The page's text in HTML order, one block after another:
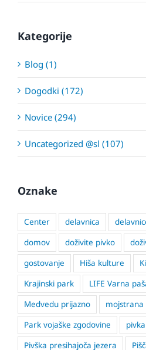
Kategorije
Blog (1)
Dogodki (172)
Novice (294)
Uncategorized @sl (107)
Oznake
Center delavnica
domov
doživite pivko
gostovanje
Hiša kulture
Krajinski park
LIFE Varna
Medvedu prijazno
mojstrana
Park vojaške zgodovine
pivka
Pivška presihajoča jezera